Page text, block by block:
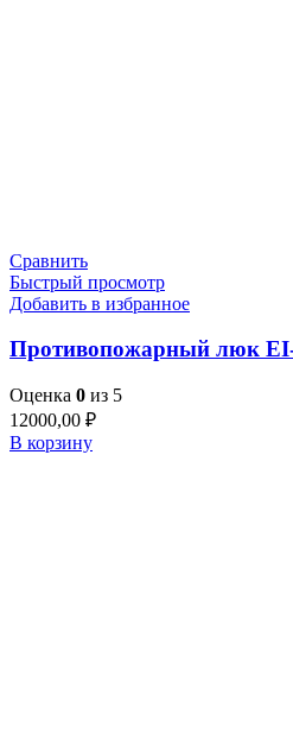
Сравнить
Быстрый просмотр
Добавить в избранное
Противопожарный люк EI-
Оценка 0 из 5
12000,00 ₽
В корзину